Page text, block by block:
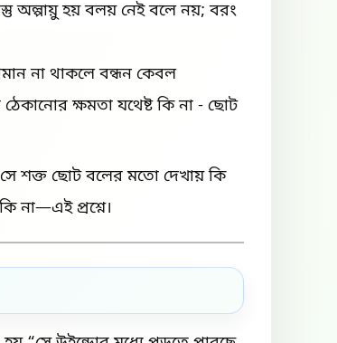
অল্পায়ু হয় বলয় নেই বলে নয়; বরং
না থাকলে বন্ধন কেবল
ক্ষমতা যথেষ্ট কি না - ছোট
শক্ত ছোট বলের মতো দেখায় কি
না—এই প্রশ্নে।